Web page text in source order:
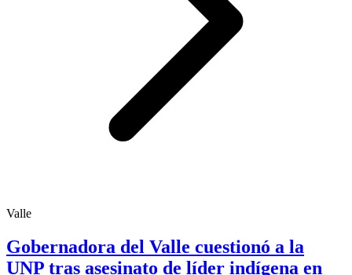
Valle
Gobernadora del Valle cuestionó a la
UNP tras asesinato de líder indígena en